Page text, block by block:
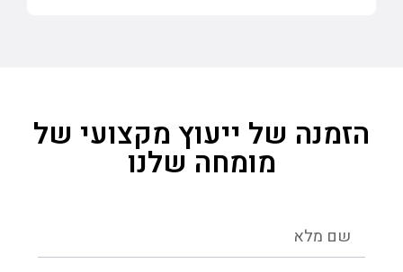
הזמנה של ייעוץ מקצועי של
מומחה שלנו